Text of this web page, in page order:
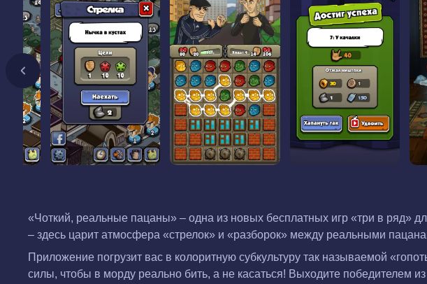
«Чоткий, реальные пацаны» – одна из новых бесплатных игр «три в ряд»
– здесь царит атмосфера «стрелок» и «разборок» между реальными
Приложение погрузит вас в колоритную субкультуру так называемой
силы, чтобы в морду реально бить, а не касаться! Выходите победителем